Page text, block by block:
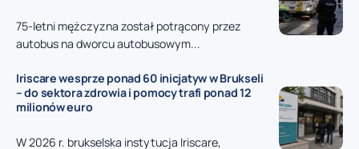
75-letni mężczyzna został potrącony przez
autobus na dworcu autobusowym...
Iriscare wesprze ponad 60 inicjatyw w Brukseli
– do sektora zdrowia i pomocy trafi ponad 12
milionów euro
W 2026 r. brukselska instytucja Iriscare,